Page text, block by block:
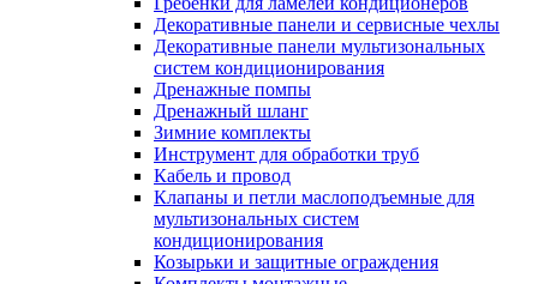
Декоративные панели и сервисные чехлы
Декоративные панели мультизональных
систем кондиционирования
Дренажные помпы
Дренажный шланг
Зимние комплекты
Инструмент для обработки труб
Кабель и провод
Клапаны и петли маслоподъемные для
мультизональных систем
кондиционирования
Козырьки и защитные ограждения